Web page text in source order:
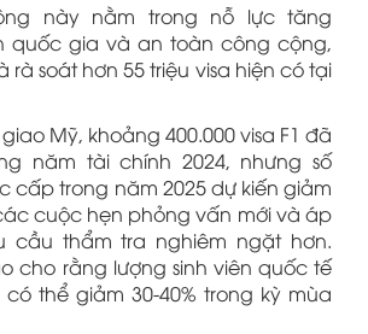
này nằm trong nỗ lực tăng
quốc gia và an toàn công cộng,
rà soát hơn 55 triệu visa hiện có tại
Mỹ, khoảng 400.000 visa F1 đã
năm tài chính 2024, nhưng số
cấp trong năm 2025 dự kiến giảm
cuộc hẹn phỏng vấn mới và áp
cầu thẩm tra nghiêm ngặt hơn.
cho rằng lượng sinh viên quốc tế
thể giảm 30-40% trong kỳ mùa